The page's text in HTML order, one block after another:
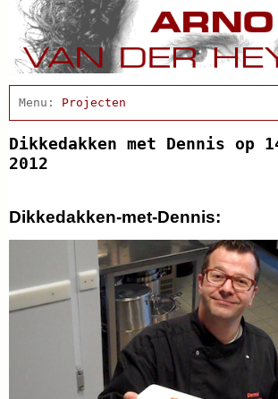
Home
Afscheidsbijeenkomst
Condoleance
Actueel
Clips
Projecten
Schnabbel en babbel
Biografie
Agenda
In de pers
Dikkedakken met Dennis op
2012
Dikkedakken-met-Dennis: